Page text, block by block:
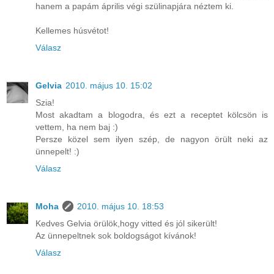
hanem a papám április végi szülinapjára néztem ki.
Kellemes húsvétot!
Válasz
Gelvia 2010. május 10. 15:02
Szia!
Most akadtam a blogodra, és ezt a receptet kölcsön is
vettem, ha nem baj :)
Persze közel sem ilyen szép, de nagyon örült neki az
ünnepelt! :)
Válasz
Moha
2010. május 10. 18:53
Kedves Gelvia örülök,hogy vitted és jól sikerült!
Az ünnepeltnek sok boldogságot kívánok!
Válasz